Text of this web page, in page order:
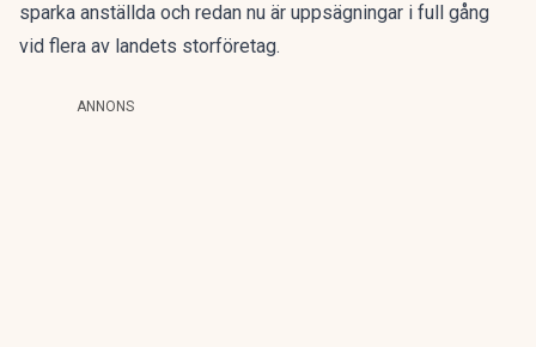
sparka anställda och redan nu är uppsägningar i full gång
vid flera av landets storföretag.
ANNONS